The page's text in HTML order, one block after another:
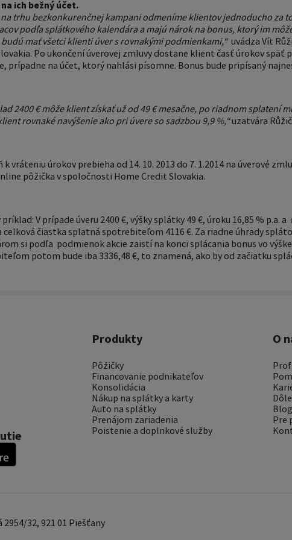
ich bežný účet.
na trhu bezkonkurenčnej kampani odmeníme klientov jednoducho za
podľa splátkového kalendára a majú nárok na bonus, ktorý im
mať všetci klienti úver s rovnakými podmienkami,“uvádza Vít
Po ukončení úverovej zmluvy dostane klient časť úrokov späť
prípadne na účet, ktorý nahlási písomne. Bonus bude pripísaný
2400 € môže klient získať už od 49 € mesačne, po riadnom splatení
rovnaké navýšenie ako pri úvere so sadzbou 9,9 %,“uzatvára
k vráteniu úrokov prebieha od 14. 10. 2013 do 7. 1.2014 na úverové
pôžička v spoločnosti Home Credit Slovakia.
príklad: V prípade úveru 2400 €, výšky splátky 49 €, úroku 16,85 % p.a.
celková čiastka splatná spotrebiteľom 4116 €. Za riadne úhrady
si podľa podmienok akcie zaistí na konci splácania bonus vo
potom bude iba 3336,48 €, to znamená, ako by od začiatku
Produkty
Pôžičky
Financovanie podnikateľov
Konsolidácia
Nákup na splátky a karty
Auto na splátky
Prenájom zariadenia
Poistenie a doplnkové služby
O
Blog
Pre
32, 921 01 Piešťany